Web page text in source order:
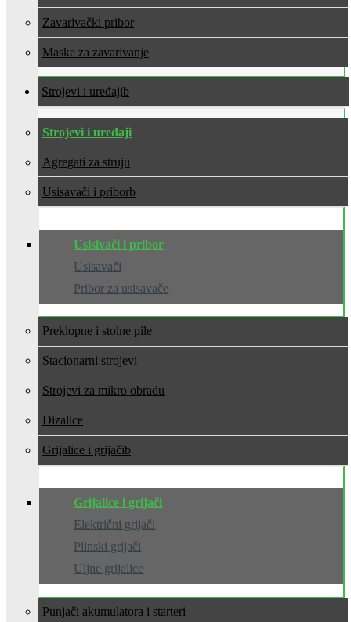
Zavarivački pribor
Maske za zavarivanje
Strojevi i uređaji
Strojevi i uređaji
Agregati za struju
Usisavači i pribor
Usisivači i pribor
Usisavači
Pribor za usisavače
Preklopne i stolne pile
Stacionarni strojevi
Strojevi za mikro obradu
Dizalice
Grijalice i grijači
Grijalice i grijači
Električni grijači
Plinski grijači
Uljne grijalice
Punjači akumulatora i starteri